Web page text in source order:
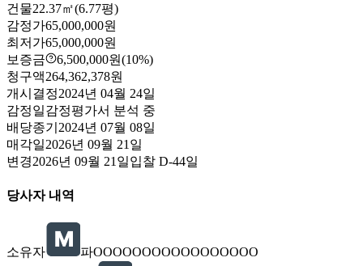
건물22.37㎡(6.77평)
감정가65,000,000원
최저가65,000,000원
보증금
6,500,000원(10%)
청구액264,362,378원
개시결정2024년 04월 24일
감정일감정평가서 분석 중
배당종기 2024년 07월 08일
매각일2026년 09월 21일
변경2026년 09월 21일입찰 D-44일
당사자 내역
소유자 파OOOOOOOOOOOOOOOOO